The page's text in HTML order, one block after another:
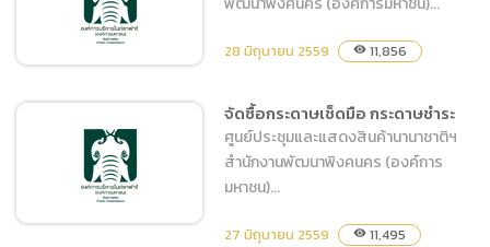
จัดซื้อกล้วยไม้และไม้ประดับ
28 มิถุนายน 2559 visibility 11,856
จัดซื้อกระดาษเช็ดมือ กระดาษชำระ
ศูนย์ประชุมและแสดงสินค้านานาชาติฯ
สำนักงานพัฒนาพิงคนคร (องค์การ
มหาชน)...
27 มิถุนายน 2559 visibility 11,495